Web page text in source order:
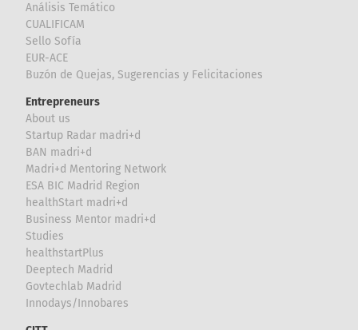
Análisis Temático
CUALIFICAM
Sello Sofía
EUR-ACE
Buzón de Quejas, Sugerencias y Felicitaciones
Entrepreneurs
About us
Startup Radar madri+d
BAN madri+d
Madri+d Mentoring Network
ESA BIC Madrid Region
healthStart madri+d
Business Mentor madri+d
Studies
healthstartPlus
Deeptech Madrid
Govtechlab Madrid
Innodays/Innobares